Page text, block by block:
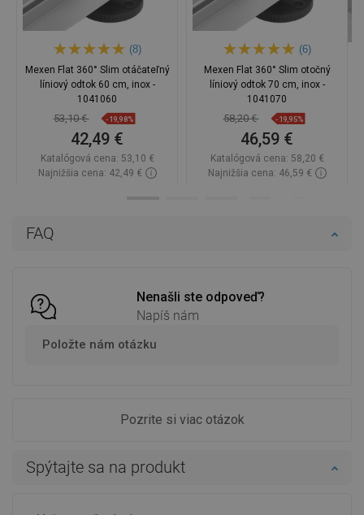
FAQ
Nenašli ste odpoveď?
Napíš nám
Položte nám otázku
Pozrite si viac otázok
Spýtajte sa na produkt
(8)
Mexen Flat 360° Slim otáčateľný
líniový odtok 60 cm, inox -
1041060
53,10 € -19,98%
42,49 €
Katalógová cena: 53,10 €
Najnižšia cena: 42,49 €
(6)
Mexen Flat 360° Slim otočný
líniový odtok 70 cm, inox -
1041070
58,20 € -19,95%
46,59 €
Katalógová cena: 58,20 €
Najnižšia cena: 46,59 €